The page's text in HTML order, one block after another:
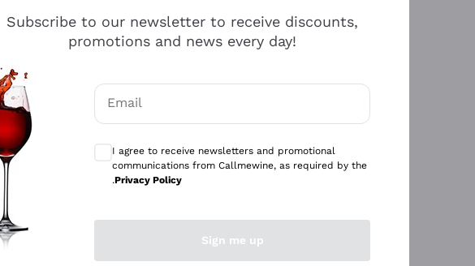
professionalità
Subscribe to our newsletter to receive discounts,
promotions and news every day!
Email
I agree to receive newsletters and promotional
communications from Callmewine, as required by the
.Privacy Policy
Sign me up